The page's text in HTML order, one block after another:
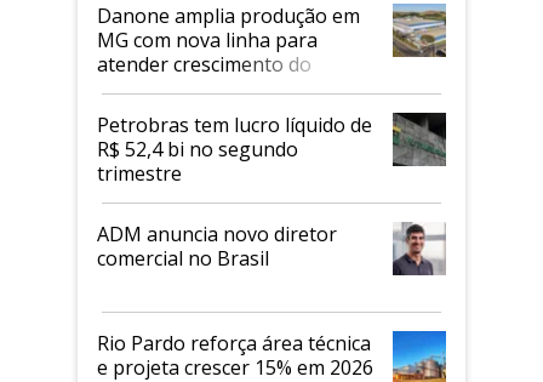
Danone amplia produção em
MG com nova linha para
atender crescimento do
mercado de alimentos
proteicos
Petrobras tem lucro líquido de
R$ 52,4 bi no segundo
trimestre
ADM anuncia novo diretor
comercial no Brasil
Rio Pardo reforça área técnica
e projeta crescer 15% em 2026